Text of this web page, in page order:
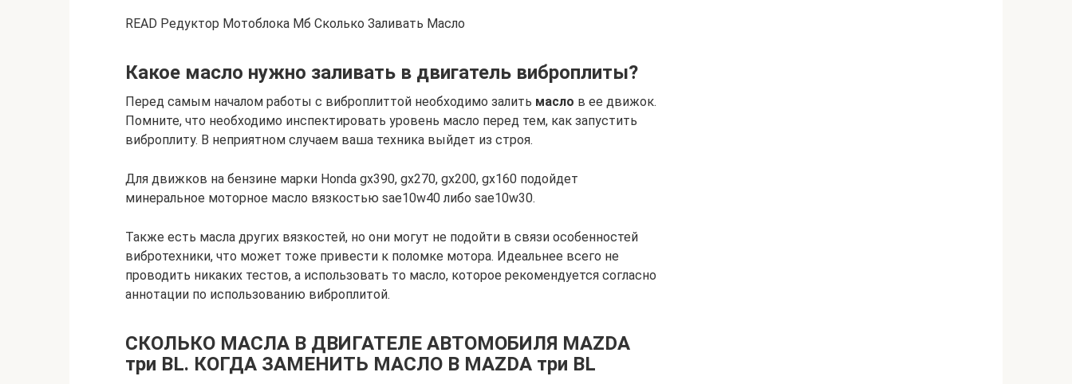
READ Редуктор Мотоблока Мб Сколько Заливать Масло
Какое масло нужно заливать в двигатель виброплиты?
Перед самым началом работы с виброплиттой необходимо залить масло в ее движок.
Помните, что необходимо инспектировать уровень масло перед тем, как запустить
виброплиту. В неприятном случаем ваша техника выйдет из строя.
Для движков на бензине марки Honda gx390, gx270, gx200, gx160 подойдет
минеральное моторное масло вязкостью sae10w40 либо sae10w30.
Также есть масла других вязкостей, но они могут не подойти в связи особенностей
вибротехники, что может тоже привести к поломке мотора. Идеальнее всего не
проводить никаких тестов, а использовать то масло, которое рекомендуется согласно
аннотации по использованию виброплитой.
СКОЛЬКО МАСЛА В ДВИГАТЕЛЕ АВТОМОБИЛЯ MAZDA
три BL. КОГДА ЗАМЕНИТЬ МАСЛО В MAZDA три BL